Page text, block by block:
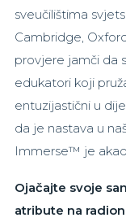
sveučilištima
Cambridge,
provjere jamči da
edukatori koji
entuzijastični u
da je nastava u
Immerse™ je
Ojačajte svoje
atribute na